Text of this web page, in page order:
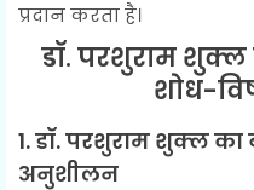
प्रदान करता है।
डॉ. परशुराम शुक्ल
शोध-
1. डॉ. परशुराम शुक्ल का
अनुशीलन